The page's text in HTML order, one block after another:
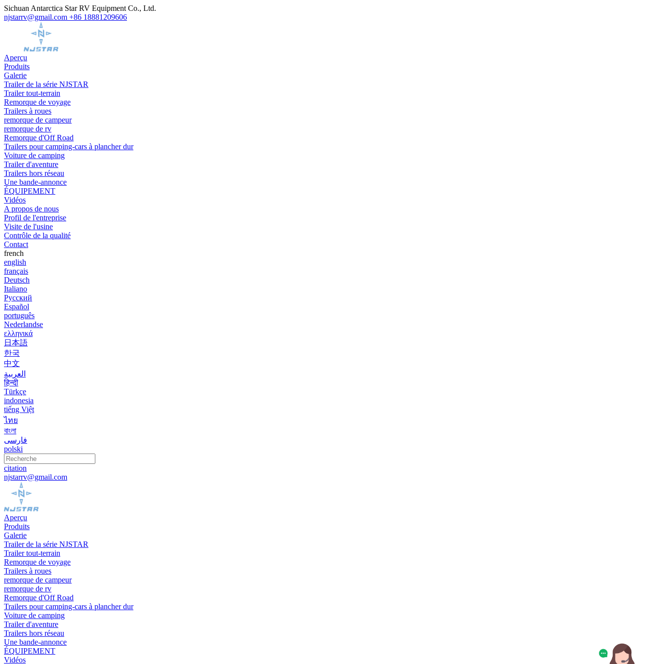
Sichuan Antarctica Star RV Equipment Co., Ltd.
njstarrv@gmail.com +86 18881209606
Aperçu
Produits
Galerie
Trailer de la série NJSTAR
Trailer tout-terrain
Remorque de voyage
Trailers à roues
remorque de campeur
remorque de rv
Remorque d'Off Road
Trailers pour camping-cars à plancher dur
Voiture de camping
Trailer d'aventure
Trailers hors réseau
Une bande-annonce
ÉQUIPEMENT
Vidéos
A propos de nous
Profil de l'entreprise
Visite de l'usine
Contrôle de la qualité
Contact
french
english
français
Deutsch
Italiano
Русский
Español
português
Nederlandse
ελληνικά
日本語
한국
中文
العربية
हिन्दी
Türkçe
indonesia
tiếng Việt
ไทย
বাংলা
فارسی
polski
citation
njstarrv@gmail.com
Aperçu
Produits
Galerie
Trailer de la série NJSTAR
Trailer tout-terrain
Remorque de voyage
Trailers à roues
remorque de campeur
remorque de rv
Remorque d'Off Road
Trailers pour camping-cars à plancher dur
Voiture de camping
Trailer d'aventure
Trailers hors réseau
Une bande-annonce
ÉQUIPEMENT
Vidéos